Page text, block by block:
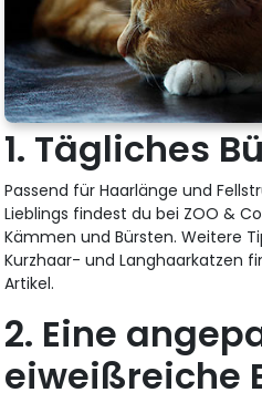
1. Tägliches
Passend für Haarlänge und
Lieblings findest du bei ZOO &
Kämmen und Bürsten. Weitere
Kurzhaar- und Langhaarkatzen
Artikel.
2. Eine
eiweißreiche